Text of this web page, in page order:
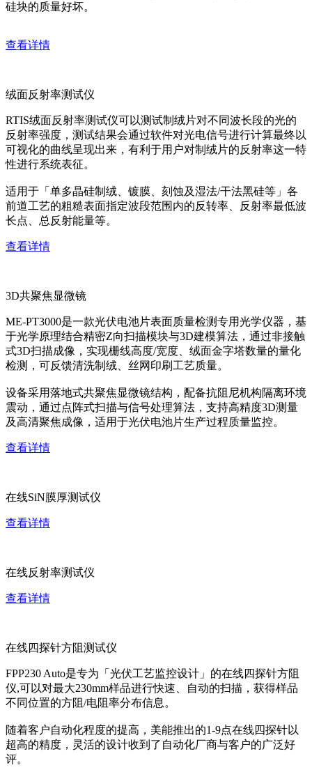
硅块的质量好坏。
查看详情
绒面反射率测试仪
RTIS绒面反射率测试仪可以测试制绒片对不同波长段的光的
反射率强度，测试结果会通过软件对光电信号进行计算最终以
可视化的曲线呈现出来，有利于用户对制绒片的反射率这一特
性进行系统表征。
适用于「单多晶硅制绒、镀膜、刻蚀及湿法/干法黑硅等」各
前道工艺的粗糙表面指定波段范围内的反转率、反射率最低波
长点、总反射能量等。
查看详情
3D共聚焦显微镜
ME-PT3000是一款光伏电池片表面质量检测专用光学仪器，基
于光学原理结合精密Z向扫描模块与3D建模算法，通过非接触
式3D扫描成像，实现栅线高度/宽度、绒面金字塔数量的量化
检测，可反馈清洗制绒、丝网印刷工艺质量。
设备采用落地式共聚焦显微镜结构，配备抗阻尼机构隔离环境
震动，通过点阵式扫描与信号处理算法，支持高精度3D测量
及高清聚焦成像，适用于光伏电池片生产过程质量监控。
查看详情
在线SiN膜厚测试仪
查看详情
在线反射率测试仪
查看详情
在线四探针方阻测试仪
FPP230 Auto是专为「光伏工艺监控设计」的在线四探针方阻
仪,可以对最大230mm样品进行快速、自动的扫描，获得样品
不同位置的方阻/电阻率分布信息。
随着客户自动化程度的提高，美能推出的1-9点在线四探针以
超高的精度，灵活的设计收到了自动化厂商与客户的广泛好
评。